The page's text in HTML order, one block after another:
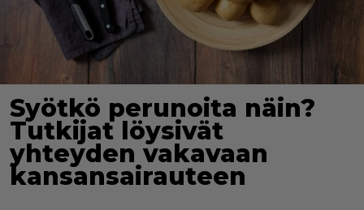
Syötkö perunoita näin?
Tutkijat löysivät
yhteyden vakavaan
kansansairauteen